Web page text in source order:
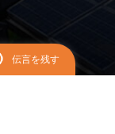
伝言を残す